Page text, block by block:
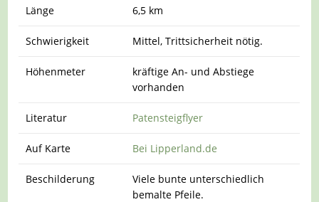
Länge 6,5 km
Schwierigkeit Mittel, Trittsicherheit nötig.
Höhenmeter
kräftige An- und Abstiege
vorhanden
Literatur Patensteigflyer
Auf Karte Bei Lipperland.de
Beschilderung
Viele bunte unterschiedlich
bemalte Pfeile.